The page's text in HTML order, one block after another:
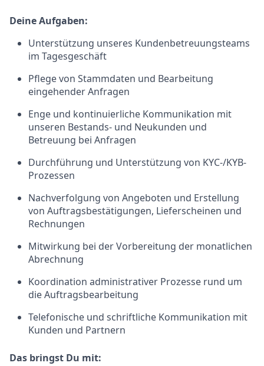
Deine Aufgaben:
Unterstützung unseres Kundenbetreuungsteams
im Tagesgeschäft
Pflege von Stammdaten und Bearbeitung
eingehender Anfragen
Enge und kontinuierliche Kommunikation mit
unseren Bestands- und Neukunden und
Betreuung bei Anfragen
Durchführung und Unterstützung von KYC-/KYB-
Prozessen
Nachverfolgung von Angeboten und Erstellung
von Auftragsbestätigungen, Lieferscheinen und
Rechnungen
Mitwirkung bei der Vorbereitung der monatlichen
Abrechnung
Koordination administrativer Prozesse rund um
die Auftragsbearbeitung
Telefonische und schriftliche Kommunikation mit
Kunden und Partnern
Das bringst Du mit: